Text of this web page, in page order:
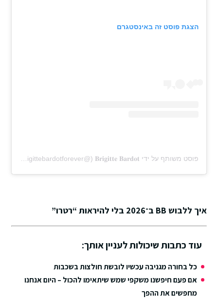
הצגת פוסט זה באינסטגרם
פוסט משותף על ידי ‏‎𝐁𝐫𝐢𝐠𝐢𝐭𝐭𝐞 𝐁𝐚𝐫𝐝𝐨𝐭‎‏ (@‏‎brigittebardotforever‎‏)
איך ללבוש BB ב־2026 בלי להיראות “רטרו”
עוד כתבות שיכולות לעניין אותך:
כל בחורה מגניבה עכשיו לובשת חולצות בשכבות
אם פעם חיפשנו משקפי שמש שיתאימו להכול – היום אנחנו
מחפשים את ההפך